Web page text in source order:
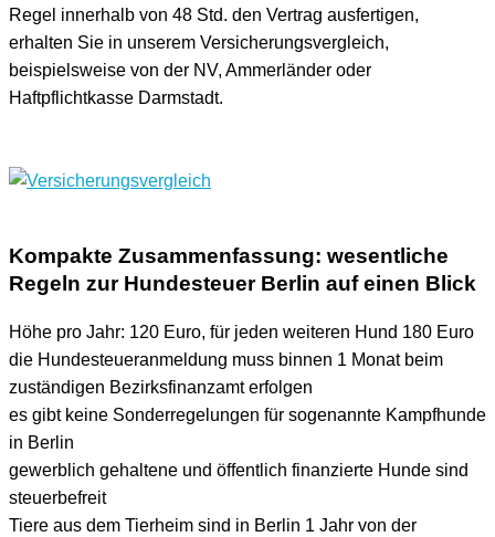
Regel innerhalb von 48 Std. den Vertrag ausfertigen,
erhalten Sie in unserem Versicherungsvergleich,
beispielsweise von der NV, Ammerländer oder
Haftpflichtkasse Darmstadt.
Kompakte Zusammenfassung: wesentliche
Regeln zur Hundesteuer Berlin auf einen Blick
Höhe pro Jahr: 120 Euro, für jeden weiteren Hund 180 Euro
die Hundesteueranmeldung muss binnen 1 Monat beim
zuständigen Bezirksfinanzamt erfolgen
es gibt keine Sonderregelungen für sogenannte Kampfhunde
in Berlin
gewerblich gehaltene und öffentlich finanzierte Hunde sind
steuerbefreit
Tiere aus dem Tierheim sind in Berlin 1 Jahr von der